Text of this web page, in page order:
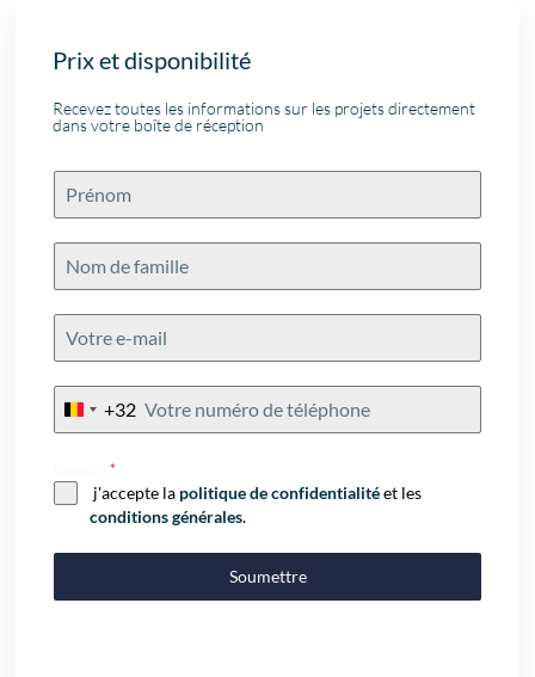
Prix et disponibilité
Recevez toutes les informations sur les projets directement
dans votre boîte de réception
Belgium
+32
Consent*
j'accepte la politique de confidentialitéet les
conditions générales.
Soumettre